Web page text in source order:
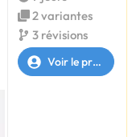
2 variantes
3 révisions
Voir le profil